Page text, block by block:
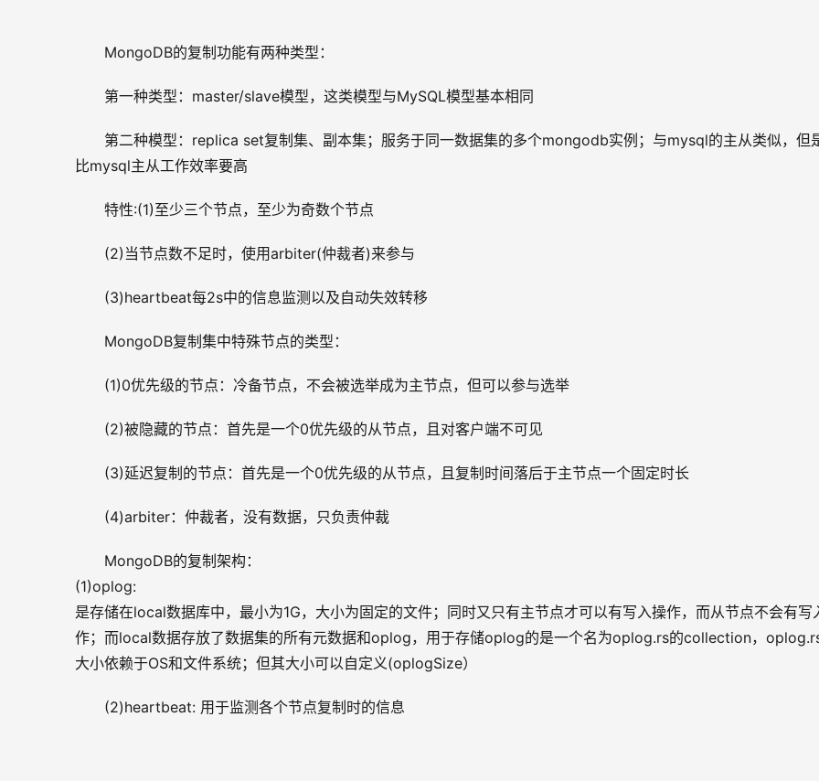
MongoDB的复制功能有两种类型：
第一种类型：master/slave模型，这类模型与MySQL模型基本相同
第二种模型：replica set复制集、副本集；服务于同一数据集的多个mongodb实例；与mysql的主从类似，但
比mysql主从工作效率要高
特性:(1)至少三个节点，至少为奇数个节点
(2)当节点数不足时，使用arbiter(仲裁者)来参与
(3)heartbeat每2s中的信息监测以及自动失效转移
MongoDB复制集中特殊节点的类型：
(1)0优先级的节点：冷备节点，不会被选举成为主节点，但可以参与选举
(2)被隐藏的节点：首先是一个0优先级的从节点，且对客户端不可见
(3)延迟复制的节点：首先是一个0优先级的从节点，且复制时间落后于主节点一个固定时长
(4)arbiter：仲裁者，没有数据，只负责仲裁
MongoDB的复制架构：
(1)oplog:
是存储在local数据库中，最小为1G，大小为固定的文件；同时又只有主节点才可以有写入操作，而从节点不会有写
作；而local数据存放了数据集的所有元数据和oplog，用于存储oplog的是一个名为oplog.rs的collection，
大小依赖于OS和文件系统；但其大小可以自定义(oplogSize）
(2)heartbeat: 用于监测各个节点复制时的信息